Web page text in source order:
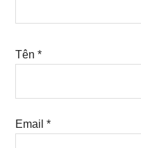
Tên*
Email*